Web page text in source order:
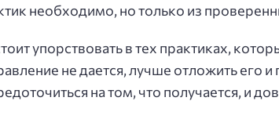
необходимо, но только из
упорствовать в тех практиках,
не дается, лучше отложить его
на том, что получается, и